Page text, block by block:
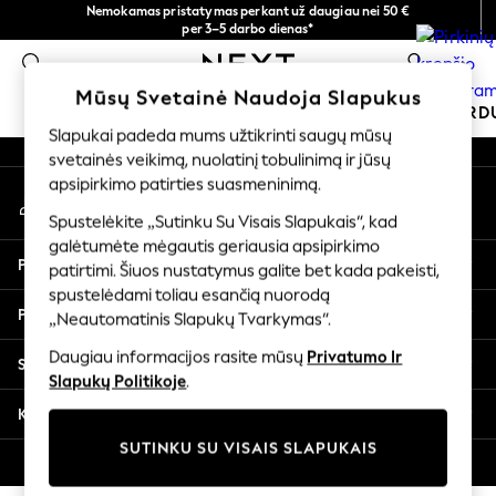
Nemokamas pristatymas perkant už daugiau nei 50 €
per 3–5 darbo dienas*
Dabar galite apsipirkti lietuvių kalba!
0
MOKYKLINĖ APRANGA ŠVENTINĖ
SCHOOLWEAR
All Boys Schoolwear
Shoes
Trousers
Shorts
Shirts
Polo Shirts
Sweatshirts & Jumpers
Coats & Jackets
Underwear
Multipacks
All Boys Sport & Swimwear
An error occurred on client
Mūsų socialiniai tinklai
Mano paskyra
Prisijunkite prie savo paskyros
Pagalba
Privatumas ir teisinė informacija
Skyriai
Kitos paslaugos
Mūsų Svetainė Naudoja Slapukus
Slapukai padeda mums užtikrinti saugų mūsų
svetainės veikimą, nuolatinį tobulinimą ir jūsų
apsipirkimo patirties suasmeninimą.
Spustelėkite „Sutinku Su Visais Slapukais“, kad
galėtumėte mėgautis geriausia apsipirkimo
patirtimi. Šiuos nustatymus galite bet kada pakeisti,
spustelėdami toliau esančią nuorodą
„Neautomatinis Slapukų Tvarkymas“.
Daugiau informacijos rasite mūsų Privatumo Ir
Slapukų Politikoje.
SUTINKU SU VISAIS SLAPUKAIS